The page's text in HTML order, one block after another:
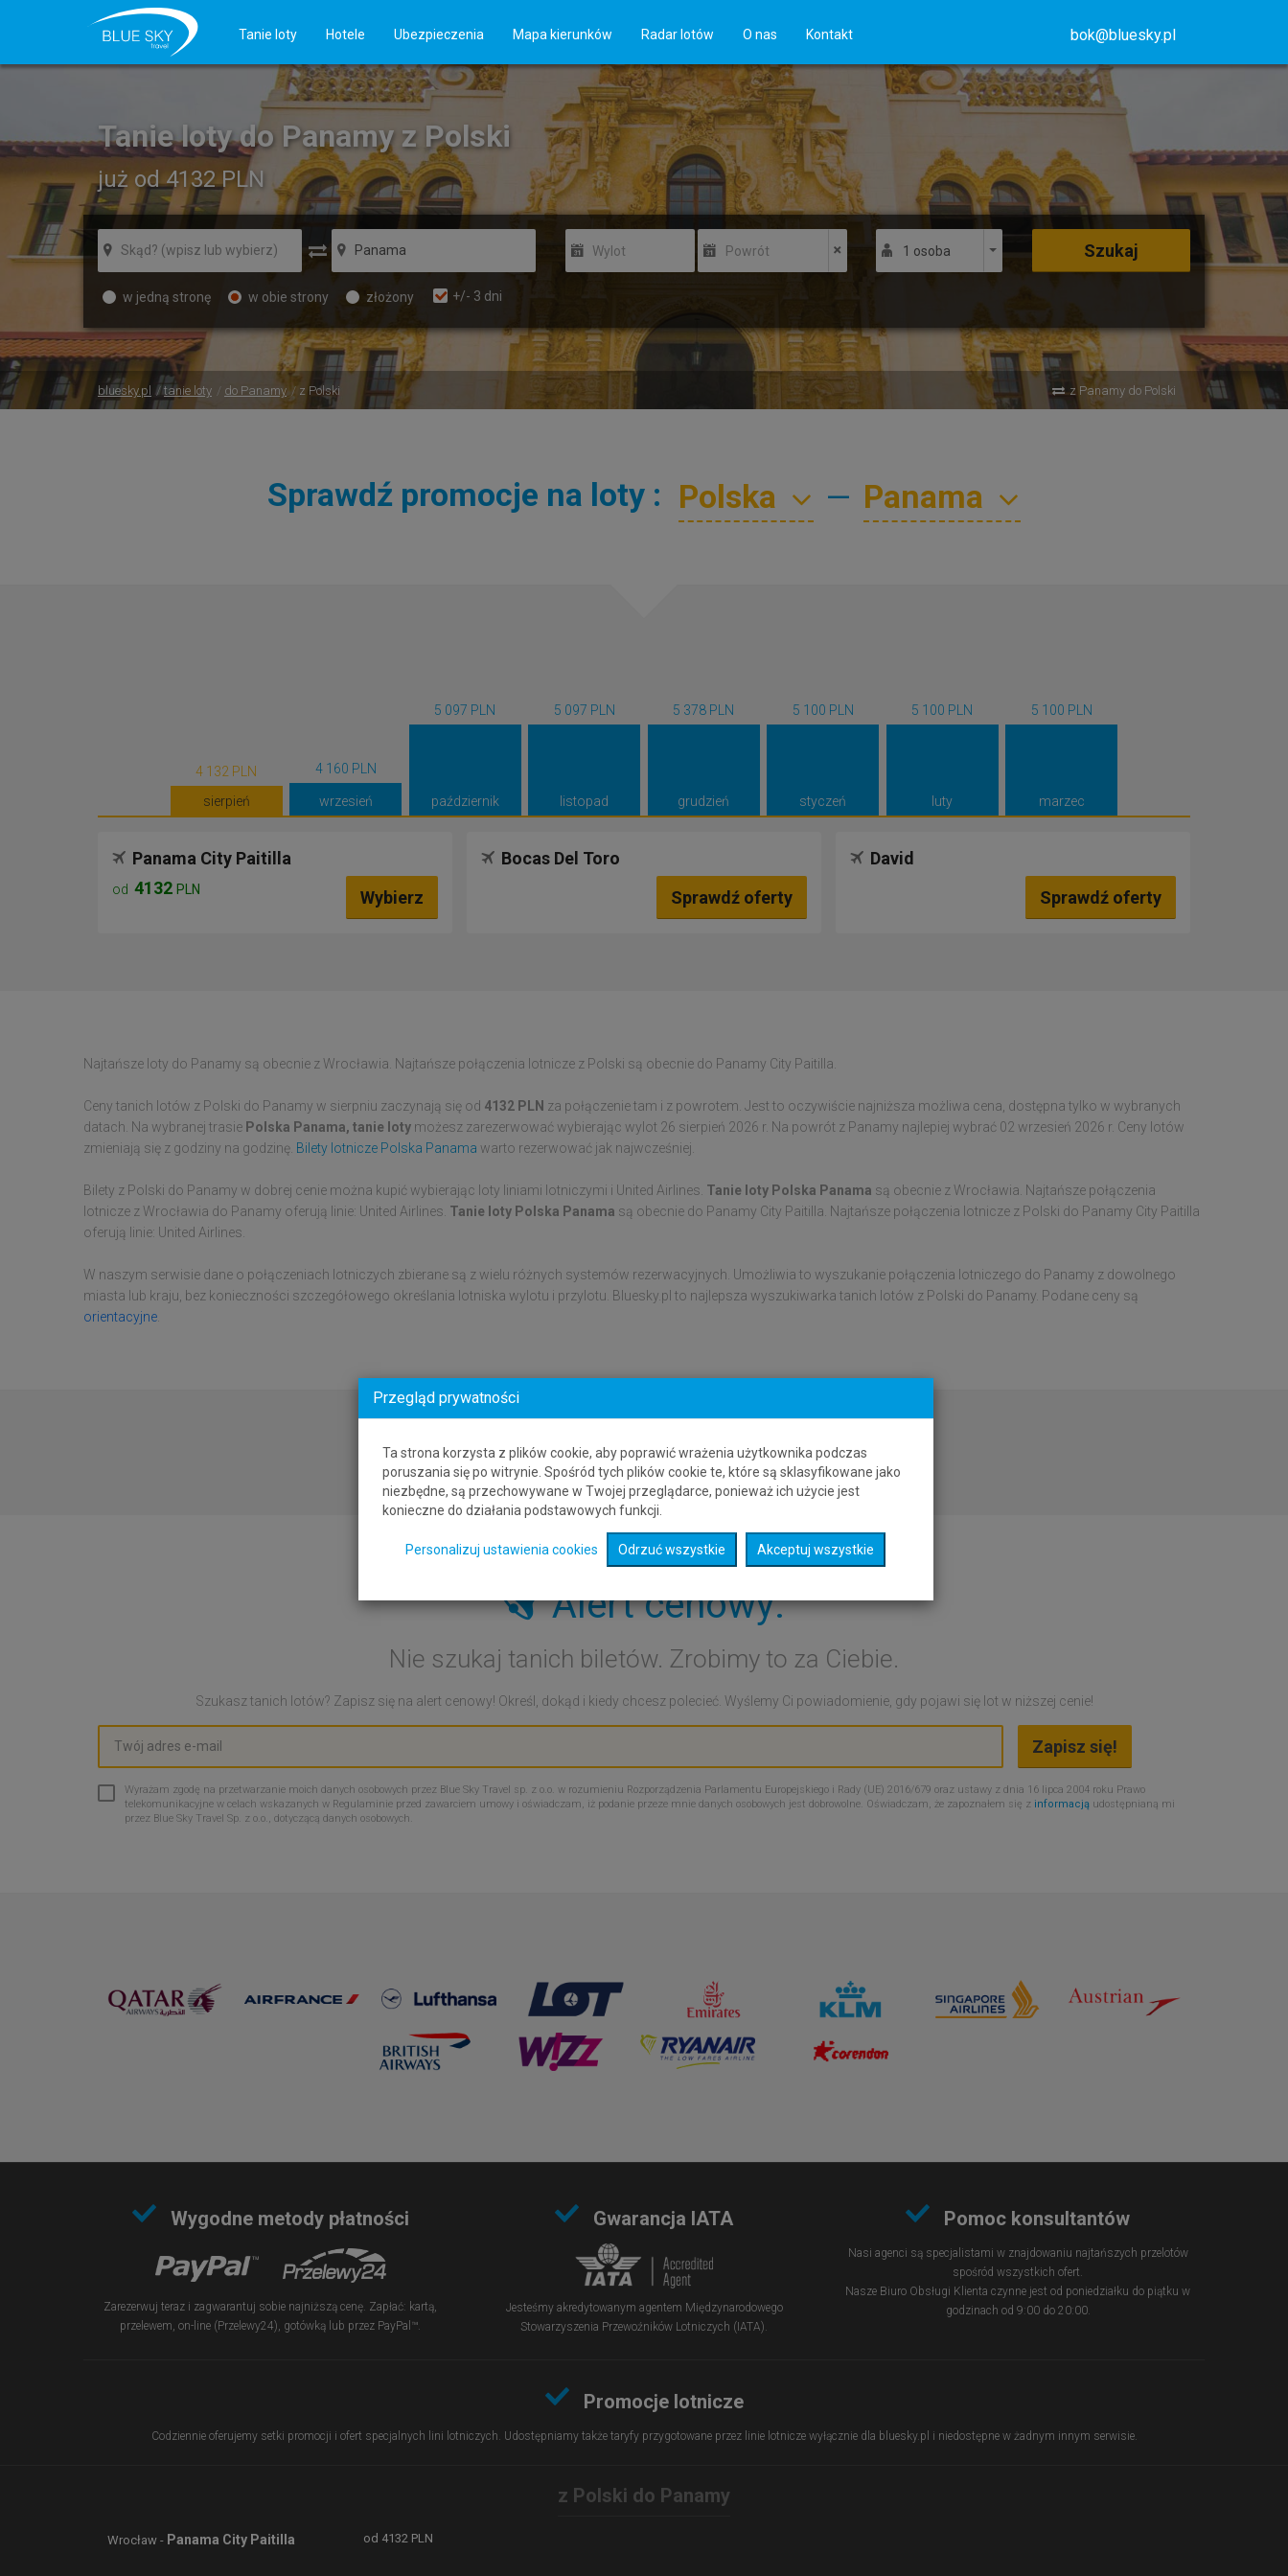
Tanie loty Hotele Ubezpieczenia Mapa kierunków Radar lotów O nas Kontakt bok@bluesky.pl
Tanie loty do Panamy z Polski
już od 4132PLN
Wylot Powrót 1 osoba
w jedną stronę w obie strony złożony +/- 3 dni
Szukaj
bluesky.pl tanie loty do Panamy z Polski z Panamy do Polski
Sprawdź promocje na loty : —
4 132 PLN
sierpień
4 160 PLN
wrzesień
5 097 PLN
październik
5 097 PLN
listopad
5 378 PLN
grudzień
5 100 PLN
styczeń
5 100 PLN
luty
5 100 PLN
marzec
Panama City Paitilla
od 4132 PLN Wybierz
Bocas Del Toro
Sprawdź oferty
David
Sprawdź oferty
Najtańsze loty do Panamy są obecnie z Wrocławia. Najtańsze połączenia lotnicze z Polski są obecnie do Panamy City Paitilla.
Ceny tanich lotów z Polski do Panamy w sierpniu zaczynają się od 4132 PLN za połączenie tam i z powrotem. Jest to oczywiście najniższa możliwa cena, dostępna tylko w wybranych
datach. Na wybranej trasie Polska Panama, tanie loty możesz zarezerwować wybierając wylot 26 sierpień 2026 r. Na powrót z Panamy najlepiej wybrać 02 wrzesień 2026 r. Ceny lotów
zmieniają się z godziny na godzinę. Bilety lotnicze Polska Panama warto rezerwować jak najwcześniej.
Bilety z Polski do Panamy w dobrej cenie można kupić wybierając loty liniami lotniczymi i United Airlines. Tanie loty Polska Panama są obecnie z Wrocławia. Najtańsze połączenia
lotnicze z Wrocławia do Panamy oferują linie: United Airlines. Tanie loty Polska Panama są obecnie do Panamy City Paitilla. Najtańsze połączenia lotnicze z Polski do Panamy City Paitilla
oferują linie: United Airlines.
W naszym serwisie dane o połączeniach lotniczych zbierane są z wielu różnych systemów rezerwacyjnych. Umożliwia to wyszukanie połączenia lotniczego do Panamy z dowolnego
miasta lub kraju, bez konieczności szczegółowego określania lotniska wylotu i przylotu. Bluesky.pl to najlepsza wyszukiwarka tanich lotów z Polski do Panamy. Podane ceny są
orientacyjne
Alert cenowy:
Nie szukaj tanich biletów. Zrobimy to za Ciebie.
Szukasz tanich lotów? Zapisz się na alert cenowy! Określ, dokąd i kiedy chcesz polecieć. Wyślemy Ci powiadomienie, gdy pojawi się lot w niższej cenie!
Wyrażam zgodę na przetwarzanie moich danych osobowych przez Blue Sky Travel sp. z o.o. w rozumieniu Rozporządzenia Parlamentu Europejskiego i Rady (UE) 2016/679 oraz ustawy z dnia 16 lipca 2004 roku Prawo
telekomunikacyjne w celach wskazanych w Regulaminie przed zawarciem umowy i oświadczam, iż podanie przeze mnie danych osobowych jest dobrowolne. Oświadczam, że zapoznałem się z informacją udostępnianą mi
przez Blue Sky Travel Sp. z o.o., dotyczącą danych osobowych.
Wygodne metody płatności
Zarezerwuj teraz i zagwarantuj sobie najniższą cenę. Zapłać: kartą,
przelewem, on-line (Przelewy24), gotówką lub przez PayPal™.
Gwarancja IATA
Jesteśmy akredytowanym agentem Międzynarodowego
Stowarzyszenia Przewoźników Lotniczych (IATA).
Pomoc konsultantów
Nasi agenci są specjalistami w znajdowaniu najtańszych przelotów
spośród wszystkich ofert.
Nasze Biuro Obsługi Klienta czynne jest od poniedziałku do piątku w
godzinach od 9:00 do 20:00.
Promocje lotnicze
Codziennie oferujemy setki promocji i ofert specjalnych lini lotniczych. Udostępniamy także taryfy przygotowane przez linie lotnicze wyłącznie dla bluesky.pl i niedostępne w żadnym innym serwisie.
z Polski do Panamy
Wrocław - Panama City Paitilla od 4132 PLN
Przegląd prywatności
Ta strona korzysta z plików cookie, aby poprawić wrażenia użytkownika podczas
poruszania się po witrynie. Spośród tych plików cookie te, które są sklasyfikowane jako
niezbędne, są przechowywane w Twojej przeglądarce, ponieważ ich użycie jest
konieczne do działania podstawowych funkcji.
Personalizuj ustawienia cookies Odrzuć wszystkie Akceptuj wszystkie